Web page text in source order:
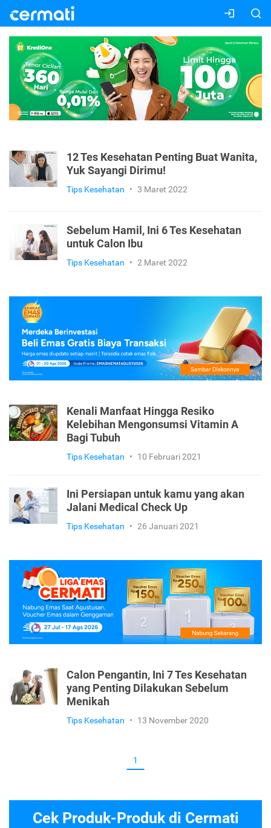
12 Tes Kesehatan Penting Buat Wanita,
Yuk Sayangi Dirimu!
Tips Kesehatan • 3 Maret 2022
Sebelum Hamil, Ini 6 Tes Kesehatan
untuk Calon Ibu
Tips Kesehatan • 2 Maret 2022
Kenali Manfaat Hingga Resiko
Kelebihan Mengonsumsi Vitamin A
Bagi Tubuh
Tips Kesehatan • 10 Februari 2021
Ini Persiapan untuk kamu yang akan
Jalani Medical Check Up
Tips Kesehatan • 26 Januari 2021
Calon Pengantin, Ini 7 Tes Kesehatan
yang Penting Dilakukan Sebelum
Menikah
Tips Kesehatan • 13 November 2020
1
Cek Produk-Produk di Cermati